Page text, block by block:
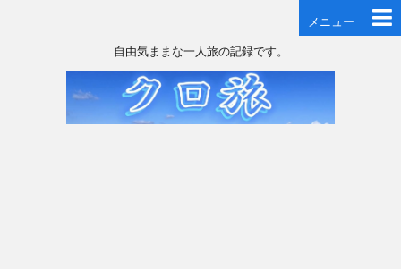
メニュー
自由気ままな一人旅の記録です。